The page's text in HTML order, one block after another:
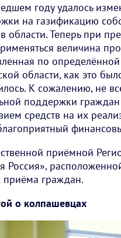
году удалось
на газификацию
области. Теперь при
величина
по
области, как это
К сожалению, не
поддержки
средств на их
приёмной
Россия»,
приёма граждан.
о колпашевцах